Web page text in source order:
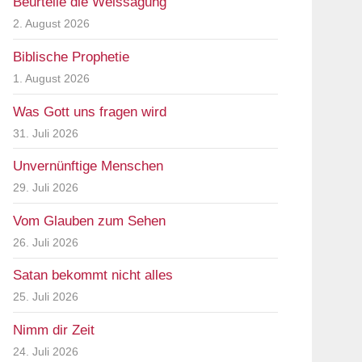
2. August 2026
Biblische Prophetie
1. August 2026
Was Gott uns fragen wird
31. Juli 2026
Unvernünftige Menschen
29. Juli 2026
Vom Glauben zum Sehen
26. Juli 2026
Satan bekommt nicht alles
25. Juli 2026
Nimm dir Zeit
24. Juli 2026